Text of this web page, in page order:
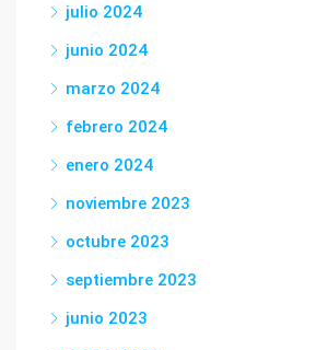
julio 2024
junio 2024
marzo 2024
febrero 2024
enero 2024
noviembre 2023
octubre 2023
septiembre 2023
junio 2023